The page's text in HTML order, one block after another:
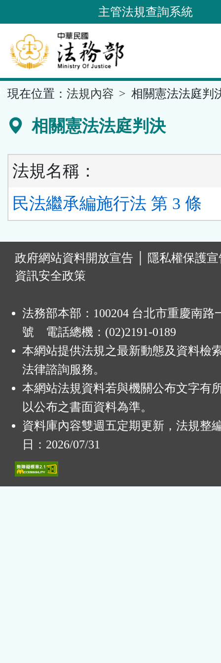
到
要
內
容
區
主管法規查詢系統
現在位置： 法規內容 相關憲法法庭判
相關憲法法庭判決
法規名稱：
民法繼承編施行法 第 3 條
政府網站資料開放宣告
隱私權保護
資訊安全政策
法務部本部：100204 台北市重慶南路
號 電話總機：(02)2191-0189
本網站提供法規之最新動態及資料檢
法律諮詢服務。
本網站法規資料若與機關公布文字有
以公布之書面資料為準。
資料庫內容雙週五定期更新，法規整
日：2026/07/31